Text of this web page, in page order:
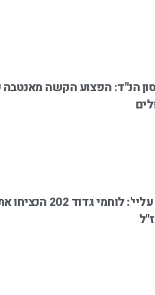
הנ"ד: הפצוע הקשה
'הכול טוב, סמוך עליי':